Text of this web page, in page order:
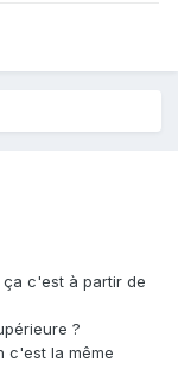
ça c'est à partir de
?
c'est la même